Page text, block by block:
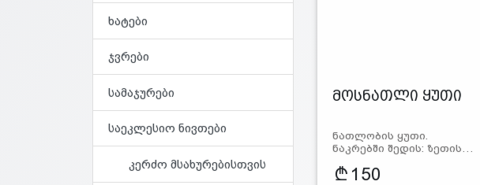
ხატები
ჯვრები
სამაჯურები
საეკლესიო ნივთები
კერძო მსახურებისთვის
მოსნათლი ყუთი
ნათლობის ყუთი.
ნაკრებში შედის: ზეთის…
150